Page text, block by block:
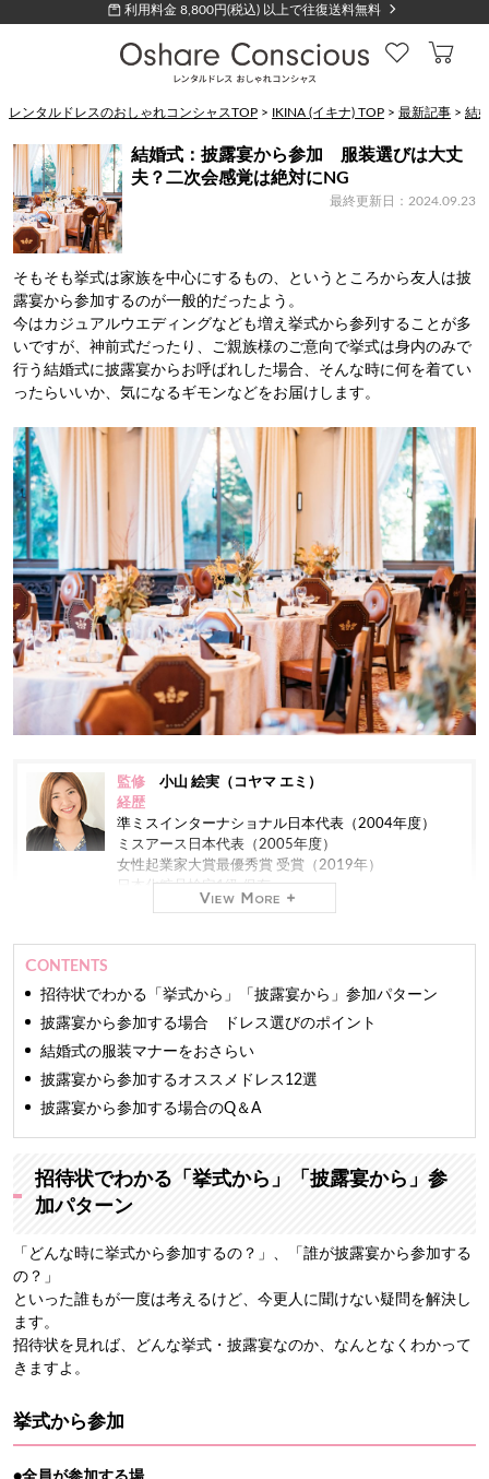
利用料金 8,800円(税込) 以上で往復送料無料
レンタルドレスのおしゃれコンシャスTOP > IKINA (イキナ) TOP > 最新記事 > 結
結婚式：披露宴から参加 服装選びは大丈
夫？二次会感覚は絶対にNG
最終更新日：2024.09.23
そもそも挙式は家族を中心にするもの、というところから友人は披
露宴から参加するのが一般的だったよう。
今はカジュアルウエディングなども増え挙式から参列することが多
いですが、神前式だったり、ご親族様のご意向で挙式は身内のみで
行う結婚式に披露宴からお呼ばれした場合、そんな時に何を着てい
ったらいいか、気になるギモンなどをお届けします。
監修 小山 絵実（コヤマ エミ）
経歴
準ミスインターナショナル日本代表（2004年度）
ミスアース日本代表（2005年度）
女性起業家大賞最優秀賞 受賞（2019年）
日本化粧品検定1級 保有
株式会社ミスコンシャス 代表取締役社長（2012年
業界最大級のインターネット専門
レンタルドレスショ
ファッションモデルやアパレルバイヤーの経験もあ
り、おしゃれコンシャスでは主に商品の仕入れを担
TV、新聞をはじめとする100を超えるメディアに出演
しています。
ナー・ファッション・美の情報をお届けします。
CONTENTS
招待状でわかる「挙式から」「披露宴から」参加パターン
披露宴から参加する場合 ドレス選びのポイント
結婚式の服装マナーをおさらい
披露宴から参加するオススメドレス12選
披露宴から参加する場合のQ＆A
招待状でわかる「挙式から」「披露宴から」参
加パターン
「どんな時に挙式から参加するの？」、「誰が披露宴から参加する
の？」
といった誰もが一度は考えるけど、今更人に聞けない疑問を解決し
ます。
招待状を見れば、どんな挙式・披露宴なのか、なんとなくわかって
きますよ。
挙式から参加